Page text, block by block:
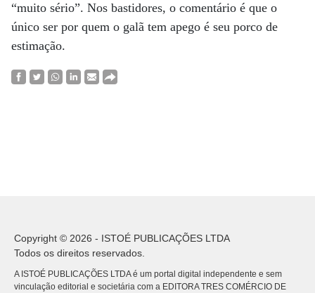
“muito sério”. Nos bastidores, o comentário é que o
único ser por quem o galã tem apego é seu porco de
estimação.
Copyright © 2026 - ISTOÉ PUBLICAÇÕES LTDA
Todos os direitos reservados.
A ISTOÉ PUBLICAÇÕES LTDA é um portal digital independente e sem
vinculação editorial e societária com a EDITORA TRES COMÉRCIO DE